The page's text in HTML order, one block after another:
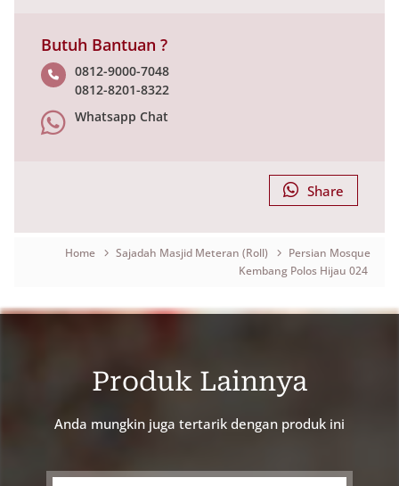
Butuh Bantuan ?
0812-9000-7048
0812-8201-8322
Whatsapp Chat
Share
Home Sajadah Masjid Meteran (Roll)
Persian Mosque
Kembang Polos Hijau 024
Produk Lainnya
Anda mungkin juga tertarik dengan produk ini